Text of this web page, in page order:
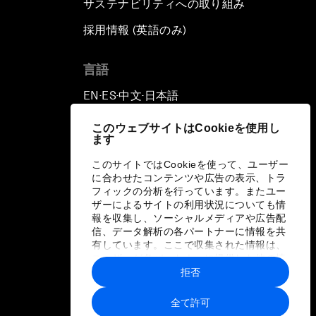
このウェブサイトはCookieを使用し
ます
このサイトではCookieを使って、ユーザー
に合わせたコンテンツや広告の表示、トラ
フィックの分析を行っています。またユー
ザーによるサイトの利用状況についても情
報を収集し、ソーシャルメディアや広告配
信、データ解析の各パートナーに情報を共
有しています。ここで収集された情報は、
ユーザーが各パートナーに提供した他の情
報や各パートナーのサービスを使用した際
に収集された情報と組み合わされ、各パー
トナーによって使用されることがありま
す。
全て許可
拒否
サステナビリティへの取り組み
採用情報 (英語のみ)
言語
EN ▪ ES▪中文▪ 日本語